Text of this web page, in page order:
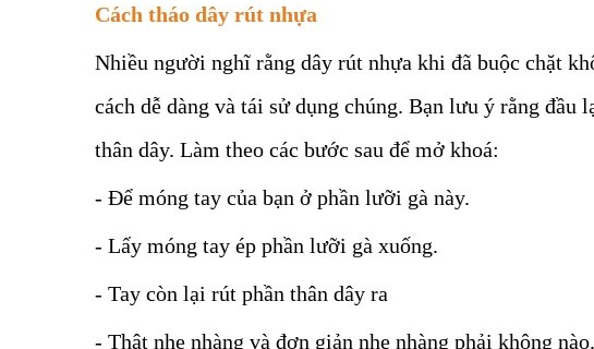
Cách tháo dây rút nhựa
Nhiều người nghĩ rằng dây rút nhựa khi đã buộc chặt
cách dễ dàng và tái sử dụng chúng. Bạn lưu ý rằng
thân dây. Làm theo các bước sau để mở khoá:
- Để móng tay của bạn ở phần lưỡi gà này.
- Lấy móng tay ép phần lưỡi gà xuống.
- Tay còn lại rút phần thân dây ra
- Thật nhẹ nhàng và đơn giản nhẹ nhàng phải không